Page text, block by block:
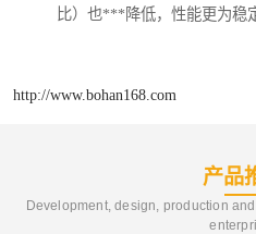
比）也***降低，性能更为稳
http://www.bohan168.com
产品
Development, design, production